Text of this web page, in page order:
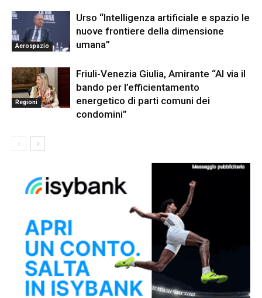
Aerospazio
Urso “Intelligenza artificiale e spazio le
nuove frontiere della dimensione
umana”
Regioni
Friuli-Venezia Giulia, Amirante “Al via il
bando per l’efficientamento
energetico di parti comuni dei
condomini”